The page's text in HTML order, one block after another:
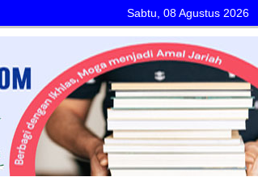
Sabtu, 08 Agustus 2026